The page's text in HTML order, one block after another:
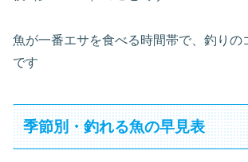
魚が一番エサを食べる時間帯で、釣りの
です
季節別・釣れる魚の早見表